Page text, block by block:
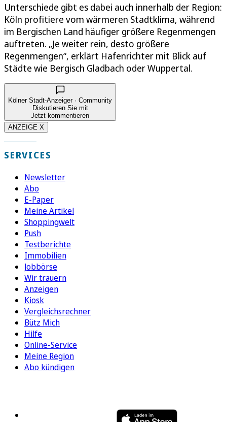
Unterschiede gibt es dabei auch innerhalb der Region:
Köln profitiere vom wärmeren Stadtklima, während
im Bergischen Land häufiger größere Regenmengen
auftreten. „Je weiter rein, desto größere
Regenmengen“, erklärt Hafenrichter mit Blick auf
Städte wie Bergisch Gladbach oder Wuppertal.
Kölner Stadt-Anzeiger · Community
Diskutieren Sie mit
Jetzt kommentieren
ANZEIGE X
SERVICES
Newsletter
Abo
E-Paper
Meine Artikel
Shoppingwelt
Push
Testberichte
Immobilien
Jobbörse
Wir trauern
Anzeigen
Kiosk
Vergleichsrechner
Bütz Mich
Hilfe
Online-Service
Meine Region
Abo kündigen